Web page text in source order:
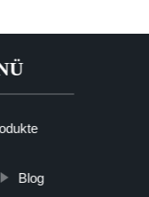
Blog